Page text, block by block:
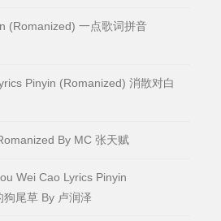
(Romanized) 一点歌词拼音
Pinyin (Romanized) 消散对白
By MC 张天赋
Wei Cao Lyrics Pinyin
尾草 By 卢润泽